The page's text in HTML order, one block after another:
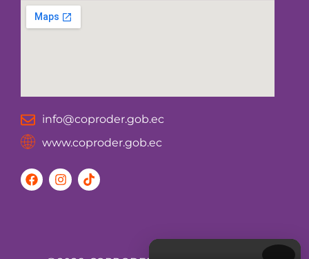
info@coproder.gob.ec
www.coproder.gob.ec
F
a
I
n
T
i